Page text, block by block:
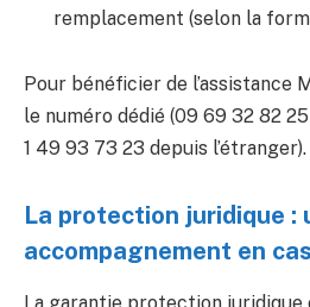
remplacement (selon la
Pour bénéficier de l’assistance
le numéro dédié (09 69 32 82
1 49 93 73 23 depuis l’étranger).
La protection juridique :
accompagnement en